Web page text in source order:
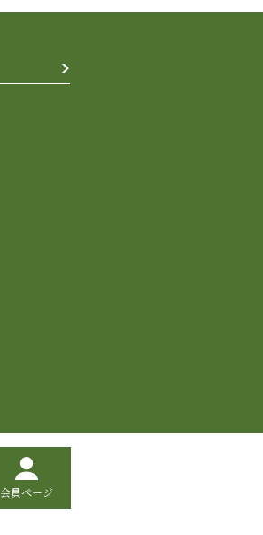
会員ページ